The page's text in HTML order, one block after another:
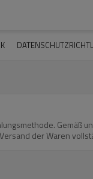
Gemäß
der Waren